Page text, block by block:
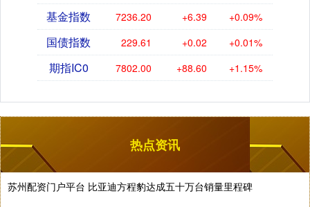
基金指数 7236.20 +6.39 +0.09%
国债指数 229.61 +0.02 +0.01%
期指IC0 7802.00 +88.60 +1.15%
热点资讯
苏州配资门户平台 比亚迪方程豹达成五十万台销量里程碑